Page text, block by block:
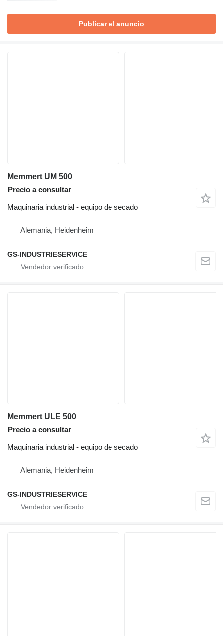
Publicar el anuncio
Memmert UM 500
Precio a consultar
Maquinaria industrial - equipo de secado
Alemania, Heidenheim
GS-INDUSTRIESERVICE
Memmert ULE 500
Precio a consultar
Maquinaria industrial - equipo de secado
Alemania, Heidenheim
GS-INDUSTRIESERVICE